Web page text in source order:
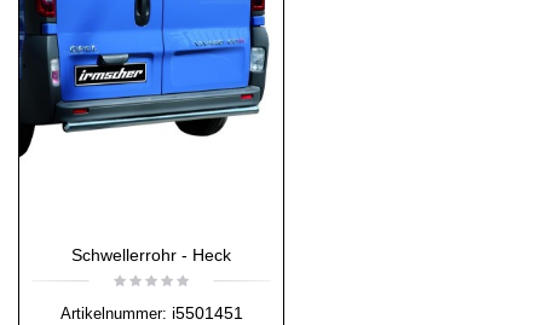
Schwellerrohr - Heck
Artikelnummer: i5501451